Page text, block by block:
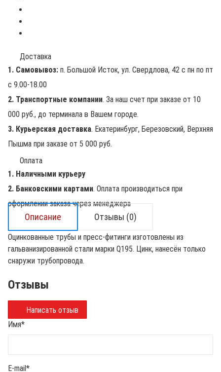
Доставка
1. Самовывоз: п. Большой Исток, ул. Свердлова, 42 с пн по пт
с 9.00-18.00
2. Транспортные компании. За наш счет при заказе от 10
000 руб., до терминала в Вашем городе.
3. Курьерская доставка. Екатеринбург, Березовский, Верхняя
Пышма при заказе от 5 000 руб.
Оплата
1. Наличными курьеру
2. Банковскими картами. Оплата производиться при
оформлении заказа через менеджера
Описание Отзывы (0)
Оцинкованные трубы и пресс-фитинги изготовлены из
гальванизированной стали марки Q195. Цинк, нанесён только
снаружи трубопровода.
Отзывы
Написать отзыв
Имя*
E-mail*